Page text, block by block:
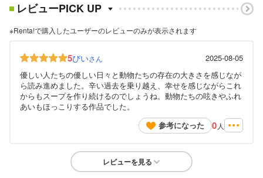
レビューPICK UP
※Renta!で購入したユーザーのレビューのみが表示されます
5びいさん
2025-08-05
優しい人たちの優しい日々と動物たちの存在の大きさを感じなが
ら読み進めました。辛い過去を乗り越え、幸せを感じながらこれ
からもスープを作り続けるのでしょうね。動物たちの呟きやふれ
あいもほっこりする作品でした。
参考になった
0 人
レビューを見る